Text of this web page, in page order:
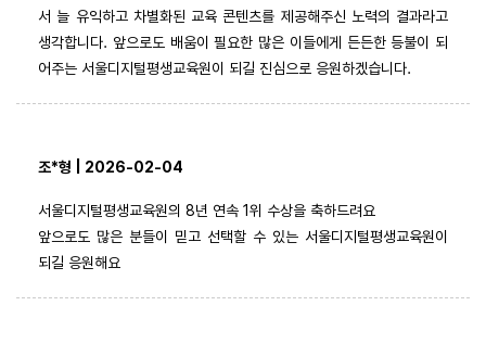
서 늘 유익하고 차별화된 교육 콘텐츠를 제공해주신 노력의 결과라고
생각합니다. 앞으로도 배움이 필요한 많은 이들에게 든든한 등불이 되
어주는 서울디지털평생교육원이 되길 진심으로 응원하겠습니다.
조*형 | 2026-02-04
서울디지털평생교육원의 8년 연속 1위 수상을 축하드려요
앞으로도 많은 분들이 믿고 선택할 수 있는 서울디지털평생교육원이
되길 응원해요